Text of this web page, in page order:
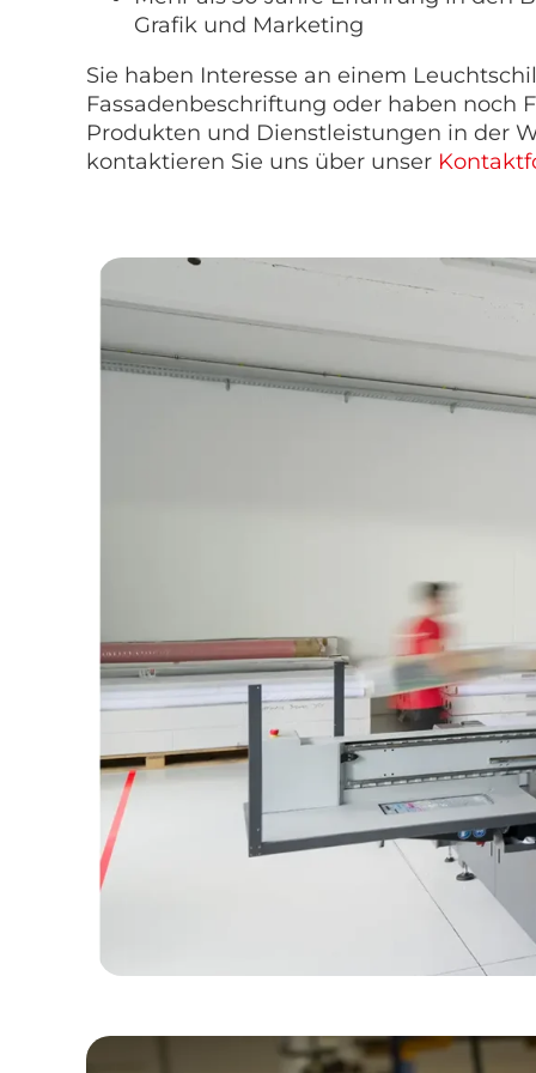
Grafik und Marketing
Sie haben Interesse an einem
Fassadenbeschriftung oder haben noch
Produkten und Dienstleistungen in der
kontaktieren Sie uns über unser